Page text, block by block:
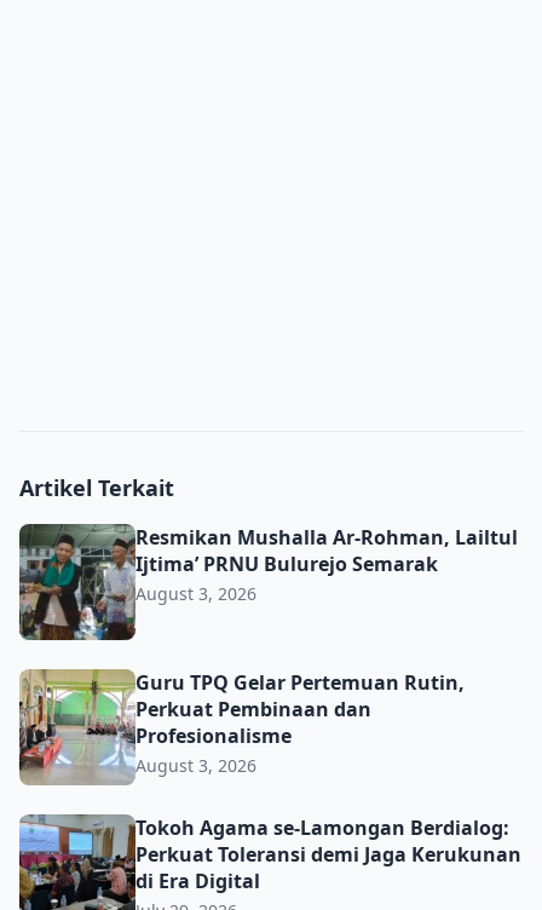
Artikel Terkait
Resmikan Mushalla Ar-Rohman, Lailtul Ijtima’ PRNU
Resmikan Mushalla Ar-Rohman, Lailtul
Ijtima’ PRNU Bulurejo Semarak
August 3, 2026
Guru TPQ Gelar Pertemuan Rutin, Perkuat Pembinaan
Guru TPQ Gelar Pertemuan Rutin,
Perkuat Pembinaan dan
Profesionalisme
August 3, 2026
Tokoh Agama se-Lamongan Berdialog: Perkuat
Tokoh Agama se-Lamongan Berdialog:
Perkuat Toleransi demi Jaga Kerukunan
di Era Digital